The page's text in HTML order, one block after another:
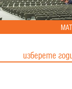
изберете